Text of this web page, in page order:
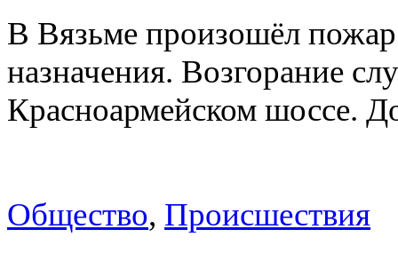
В Вязьме произошёл пожар
назначения. Возгорание
Красноармейском шоссе.
Общество, Происшествия